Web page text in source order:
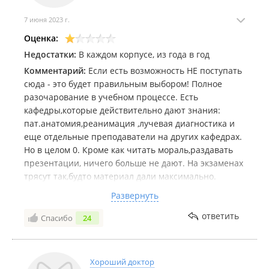
В двух вузах Владивостока стало меньше бюджетных мест, в
трёх — больше.
Шесть лет позади: во Владивостоке более трёхсот медиков
получили дипломы
В аудитории медицинского университета во Владивостоке
из-за порыва ветра обвалился потолок.
2024 год
Учёные ДВФУ, ТГМУ и Приморского онкодиспансера создали
керамический щиток для защиты глаз пациентов при
лучевой терапии.
аптеке при ТГМУ во Владивостоке.
7 июня 2023 г.
Оценка:
Недостатки: В каждом корпусе, из года в год
Комментарий: Если есть возможность НЕ поступать
сюда - это будет правильным выбором! Полное
разочарование в учебном процессе. Есть
кафедры,которые действительно дают знания:
пат.анатомия,реанимация ,лучевая диагностика и
еще отдельные преподаватели на других кафедрах.
Но в целом 0. Кроме как читать мораль,раздавать
презентации, ничего больше не дают. На экзаменах
трясут так,будто материал дали максимально.
студента. Красные дипломы оттого и красные,что
многим достались просто за их зубреж,а не
максимально идиотское расписание с перерывами
Развернуть
Спасибо 24 ответить
Хороший доктор